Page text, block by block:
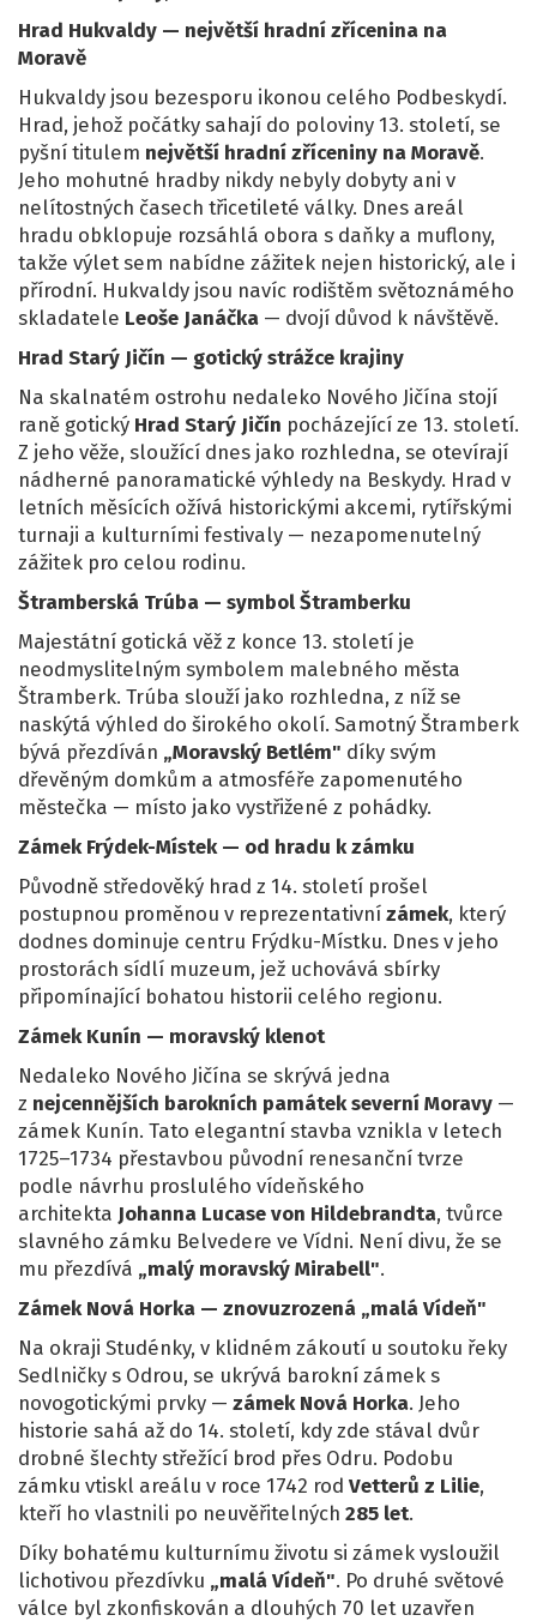
Hrad Hukvaldy — největší hradní zřícenina na
Moravě
Hukvaldy jsou bezesporu ikonou celého Podbeskydí.
Hrad, jehož počátky sahají do poloviny 13. století, se
pyšní titulem největší hradní zříceniny na Moravě.
Jeho mohutné hradby nikdy nebyly dobyty ani v
nelítostných časech třicetileté války. Dnes areál
hradu obklopuje rozsáhlá obora s daňky a muflony,
takže výlet sem nabídne zážitek nejen historický, ale i
přírodní. Hukvaldy jsou navíc rodištěm světoznámého
skladatele Leoše Janáčka — dvojí důvod k návštěvě.
Hrad Starý Jičín — gotický strážce krajiny
Na skalnatém ostrohu nedaleko Nového Jičína stojí
raně gotický Hrad Starý Jičín pocházející ze 13. století.
Z jeho věže, sloužící dnes jako rozhledna, se otevírají
nádherné panoramatické výhledy na Beskydy. Hrad v
letních měsících ožívá historickými akcemi, rytířskými
turnaji a kulturními festivaly — nezapomenutelný
zážitek pro celou rodinu.
Štramberská Trúba — symbol Štramberku
Majestátní gotická věž z konce 13. století je
neodmyslitelným symbolem malebného města
Štramberk. Trúba slouží jako rozhledna, z níž se
naskýtá výhled do širokého okolí. Samotný Štramberk
bývá přezdíván „Moravský Betlém" díky svým
dřevěným domkům a atmosféře zapomenutého
městečka — místo jako vystřižené z pohádky.
Zámek Frýdek-Místek — od hradu k zámku
Původně středověký hrad z 14. století prošel
postupnou proměnou v reprezentativní zámek, který
dodnes dominuje centru Frýdku-Místku. Dnes v jeho
prostorách sídlí muzeum, jež uchovává sbírky
připomínající bohatou historii celého regionu.
Zámek Kunín — moravský klenot
Nedaleko Nového Jičína se skrývá jedna
z nejcennějších barokních památek severní Moravy —
zámek Kunín. Tato elegantní stavba vznikla v letech
1725–1734 přestavbou původní renesanční tvrze
podle návrhu proslulého vídeňského
architekta Johanna Lucase von Hildebrandta, tvůrce
slavného zámku Belvedere ve Vídni. Není divu, že se
mu přezdívá „malý moravský Mirabell".
Zámek Nová Horka — znovuzrozená „malá Vídeň"
Na okraji Studénky, v klidném zákoutí u soutoku řeky
Sedlničky s Odrou, se ukrývá barokní zámek s
novogotickými prvky — zámek Nová Horka. Jeho
historie sahá až do 14. století, kdy zde stával dvůr
drobné šlechty střežící brod přes Odru. Podobu
zámku vtiskl areálu v roce 1742 rod Vetterů z Lilie,
kteří ho vlastnili po neuvěřitelných 285 let.
Díky bohatému kulturnímu životu si zámek vysloužil
lichotivou přezdívku „malá Vídeň". Po druhé světové
válce byl zkonfiskován a dlouhých 70 let uzavřen